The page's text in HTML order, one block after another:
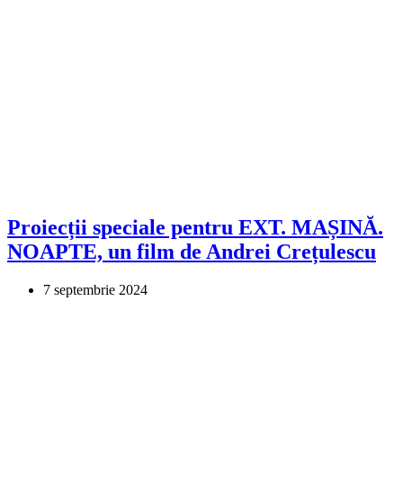
Proiecții speciale pentru EXT. MAȘINĂ.
NOAPTE, un film de Andrei Crețulescu
7 septembrie 2024